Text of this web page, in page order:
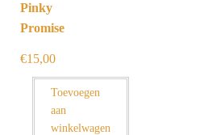
Pinky
Promise
€15,00
Toevoegen
aan
winkelwagen